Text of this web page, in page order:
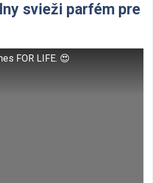
svieži parfém pre
FOR LIFE. 😍